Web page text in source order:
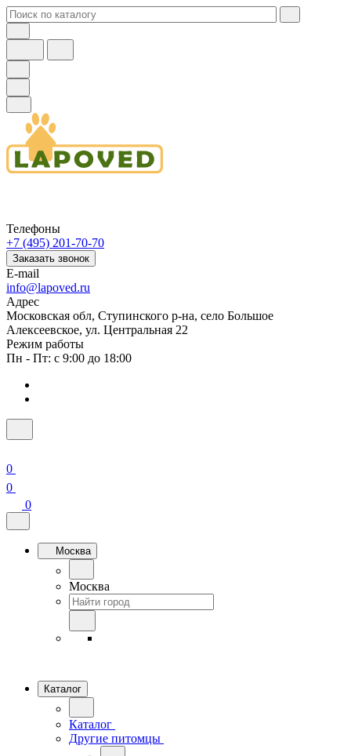
Телефоны
+7 (495) 201-70-70
Заказать звонок
E-mail
info@lapoved.ru
Адрес
Московская обл, Ступинского р-на, село Большое
Алексеевское, ул. Центральная 22
Режим работы
Пн - Пт: с 9:00 до 18:00
0
0
0
Москва
Москва
Каталог
Каталог
Другие питомцы